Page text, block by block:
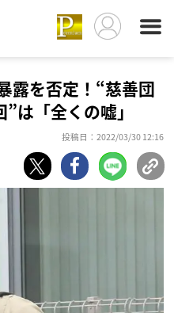
を否定！“慈善団
は「全くの嘘」
投稿日：2022/03/30 12:16